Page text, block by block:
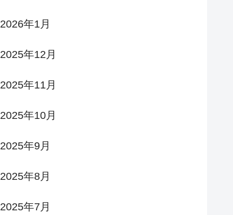
2026年1月
2025年12月
2025年11月
2025年10月
2025年9月
2025年8月
2025年7月